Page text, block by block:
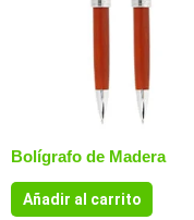
Bolígrafo de Madera
Añadir al carrito